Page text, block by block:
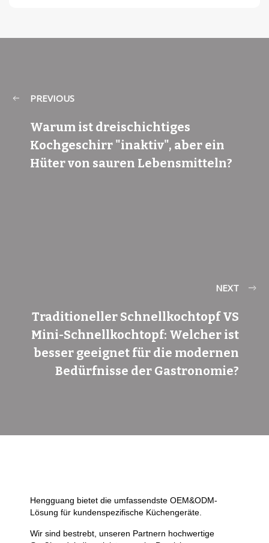
PREVIOUS
Warum ist dreischichtiges
Kochgeschirr "inaktiv", aber ein
Hüter von sauren Lebensmitteln?
NEXT
Traditioneller Schnellkochtopf VS
Mini-Schnellkochtopf: Welcher ist
besser geeignet für die modernen
Bedürfnisse der Gastronomie?
Hengguang bietet die umfassendste OEM&ODM-
Lösung für kundenspezifische Küchengeräte.
Wir sind bestrebt, unseren Partnern hochwertige